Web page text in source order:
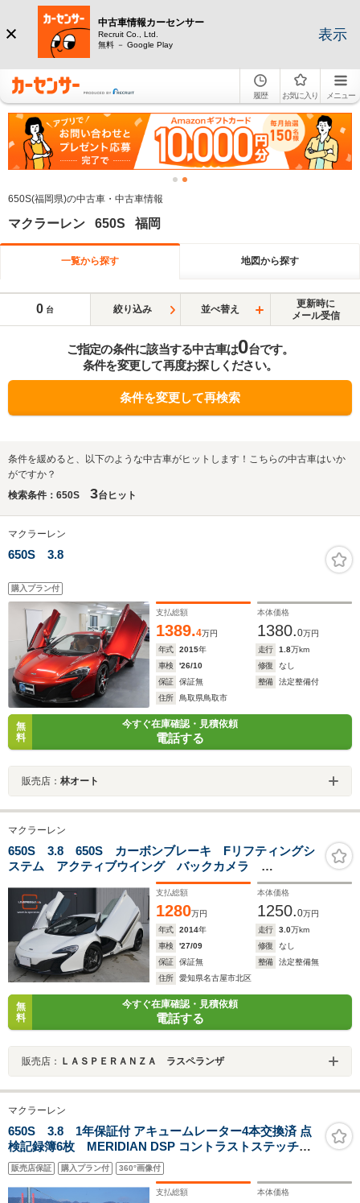
中古車情報カーセンサー
Recruit Co., Ltd.
無料 － Google Play
表示
履歴 お気に入り メニュー
650S(福岡県)の中古車・中古車情報
マクラーレン 650S 福岡
一覧から探す 地図から探す
0 台 絞り込み 並べ替え
更新時に
メール受信
ご指定の条件に該当する中古車は0台です。
条件を変更して再度お探しください。
条件を変更して再検索
条件を緩めると、以下のような中古車がヒットします！こちらの中古車はいか
がですか？
検索条件：650S
3台ヒット
マクラーレン
650S 3.8
購入プラン付
支払総額
1389.4万円
本体価格
1380.0万円
年式
2015年 走行 1.8万km
車検
'26/10 修復
なし
保証
保証無 整備
法定整備付
住所
鳥取県鳥取市
無
料
今すぐ在庫確認・見積依頼
電話する
販売店： 林オート
マクラーレン
650S 3.8 650S カーボンブレーキ Fリフティングシ
ステム アクティブウイング バックカメラ
MERIDIANサウンドシステム スマートキー ETC 電
動格納ミラー
支払総額
1280万円
本体価格
1250.0万円
年式
2014年 走行 3.0万km
車検
'27/09 修復
なし
保証
保証無 整備
法定整備無
住所
愛知県名古屋市北区
無
料
今すぐ在庫確認・見積依頼
電話する
販売店： ＬＡＳＰＥＲＡＮＺＡ ラスペランザ
マクラーレン
650S 3.8 1年保証付 アキュームレーター4本交換済 点
検記録簿6枚 MERIDIAN DSP コントラストステッチダ
ッシュホード・ステアリング アルカンターラインテリア
カーボンセラミックブレーキ スペシャルカラーキャリパ
ー
販売店保証 購入プラン付 360°画像付
支払総額 本体価格